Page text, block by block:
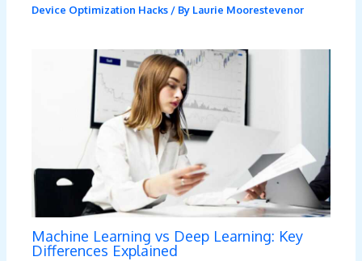
Device Optimization Hacks / By Laurie Moorestevenor
Machine Learning vs Deep Learning: Key
Differences Explained